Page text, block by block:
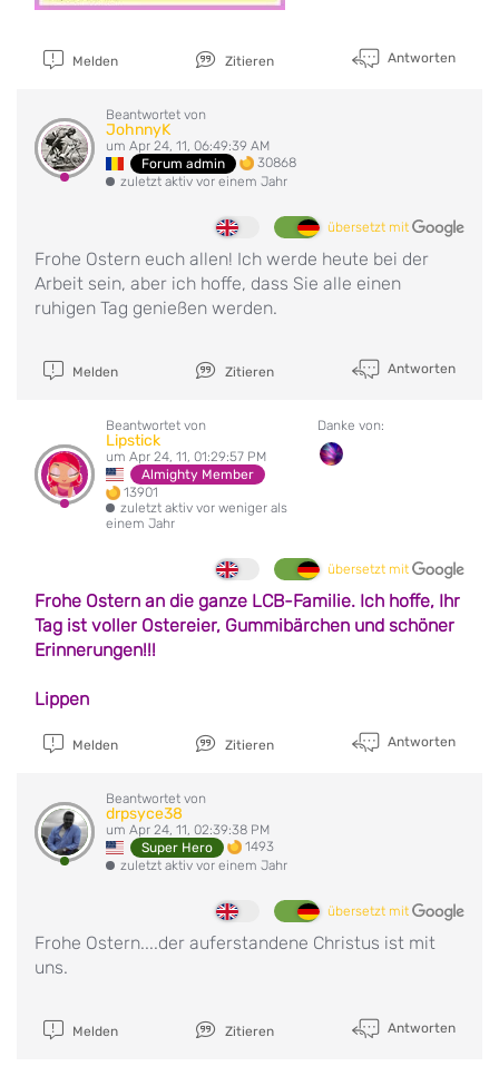
Melden Zitieren Antworten
Beantwortet von
JohnnyK
um Apr 24, 11, 06:49:39 AM
Forum admin
30868
zuletzt aktiv vor einem Jahr
übersetzt mit
Frohe Ostern euch allen! Ich werde heute bei der
Arbeit sein, aber ich hoffe, dass Sie alle einen
ruhigen Tag genießen werden.
Melden Zitieren Antworten
Beantwortet von
Lipstick
um Apr 24, 11, 01:29:57 PM
Almighty Member
13901
zuletzt aktiv vor weniger als
einem Jahr
Danke von:
übersetzt mit
Frohe Ostern an die ganze LCB-Familie. Ich hoffe, Ihr
Tag ist voller Ostereier, Gummibärchen und schöner
Erinnerungen!!!
Lippen
Melden Zitieren Antworten
Beantwortet von
drpsyce38
um Apr 24, 11, 02:39:38 PM
Super Hero
1493
zuletzt aktiv vor einem Jahr
übersetzt mit
Frohe Ostern....der auferstandene Christus ist mit
uns.
Melden Zitieren Antworten